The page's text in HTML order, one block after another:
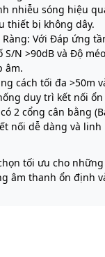
nhiễu sóng hiệu
thiết bị không dây.
Với Đáp ứng
N >90dB và Độ
âm.
cách tối đa >50m
duy trì kết nối
2 cổng cân bằng
nối dễ dàng và
tối ưu cho
âm thanh ổn định